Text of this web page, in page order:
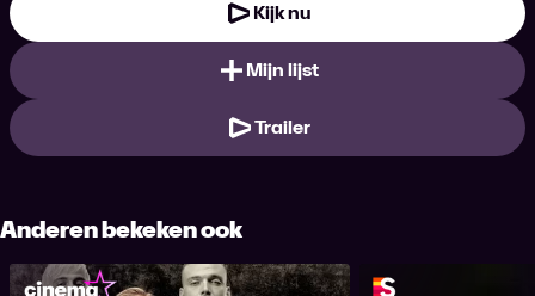
Kijk nu
Mijn lijst
Trailer
Anderen bekeken ook